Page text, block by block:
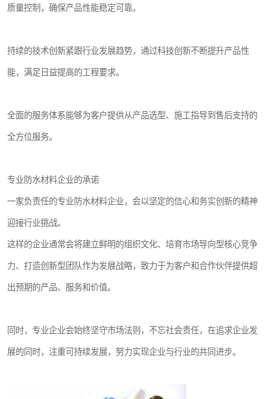
质量控制，确保产品性能稳定可靠。
持续的技术创新紧跟行业发展趋势，通过科技创新不断提升产品性
能，满足日益提高的工程要求。
全面的服务体系能够为客户提供从产品选型、施工指导到售后支持的
全方位服务。
专业防水材料企业的承诺
一家负责任的专业防水材料企业，会以坚定的信心和务实创新的精神
迎接行业挑战。
这样的企业通常会将建立鲜明的组织文化、培育市场导向型核心竞争
力、打造创新型团队作为发展战略，致力于为客户和合作伙伴提供超
出预期的产品、服务和价值。
同时，专业企业会始终坚守市场法则，不忘社会责任，在追求企业发
展的同时，注重可持续发展，努力实现企业与行业的共同进步。